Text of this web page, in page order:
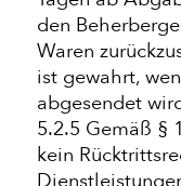
den
Waren
ist gewahrt,
abgesendet
5.2.5 Gemäß §
kein